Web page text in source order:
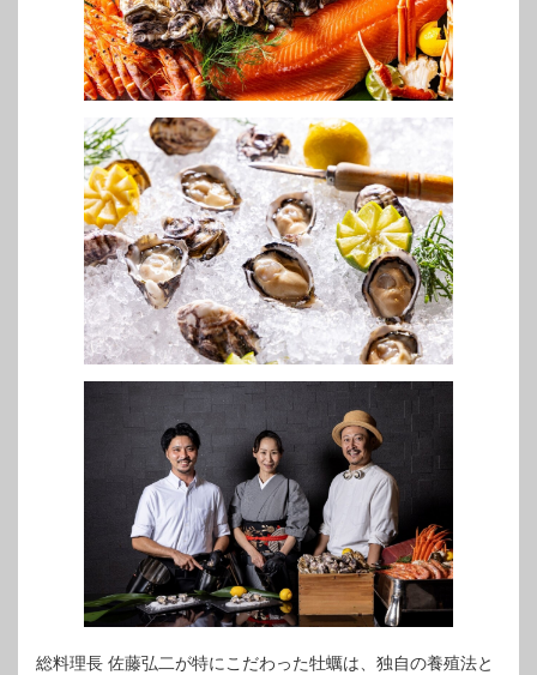
総料理長 佐藤弘二が特にこだわった牡蠣は、独自の養殖法と